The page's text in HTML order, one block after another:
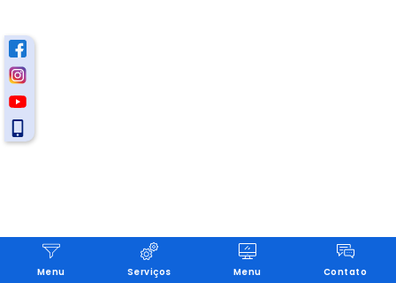
Menu Serviços Menu Contato